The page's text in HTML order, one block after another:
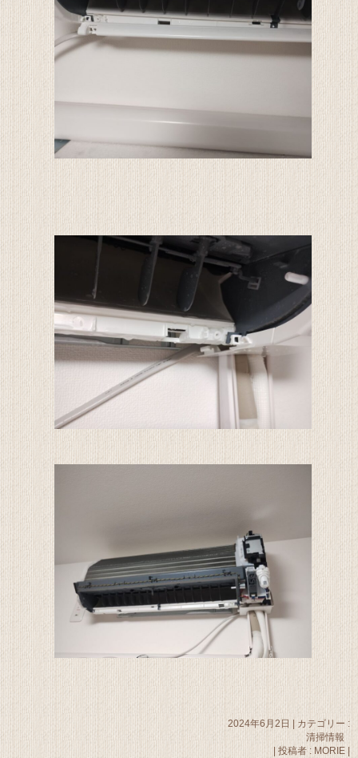
2024年6月2日
カテゴリー :
清掃情報
投稿者 : MORIE